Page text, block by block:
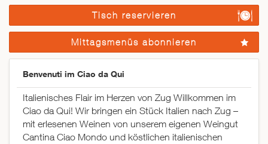
Tisch reservieren
Mittagsmenüs abonnieren
Benvenuti im Ciao da Qui
Italienisches Flair im Herzen von Zug Willkommen im
Ciao da Qui! Wir bringen ein Stück Italien nach Zug –
mit erlesenen Weinen von unserem eigenen Weingut
Cantina Ciao Mondo und köstlichen italienischen